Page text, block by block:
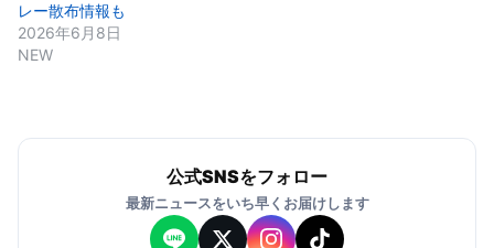
レー散布情報も
2026年6月8日
NEW
公式SNSをフォロー
最新ニュースをいち早くお届けします